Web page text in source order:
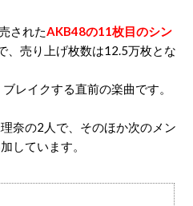
されたAKB48の11枚目のシン
、売り上げ枚数は12.5万枚とな
レイクする直前の楽曲です。
奈の2人で、そのほか次のメン
しています。